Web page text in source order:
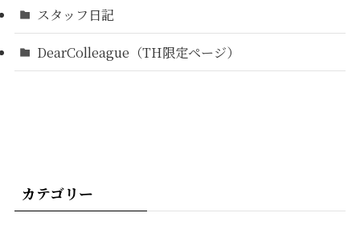
スタッフ日記
DearColleague（TH限定ページ）
カテゴリー